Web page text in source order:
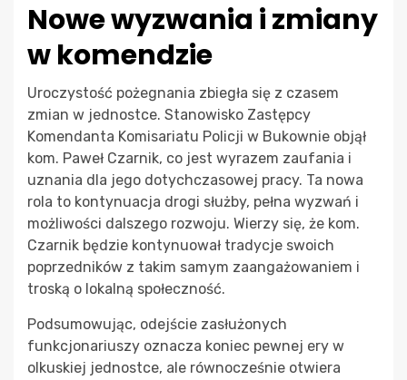
Nowe wyzwania i zmiany
w komendzie
Uroczystość pożegnania zbiegła się z czasem
zmian w jednostce. Stanowisko Zastępcy
Komendanta Komisariatu Policji w Bukownie objął
kom. Paweł Czarnik, co jest wyrazem zaufania i
uznania dla jego dotychczasowej pracy. Ta nowa
rola to kontynuacja drogi służby, pełna wyzwań i
możliwości dalszego rozwoju. Wierzy się, że kom.
Czarnik będzie kontynuował tradycje swoich
poprzedników z takim samym zaangażowaniem i
troską o lokalną społeczność.
Podsumowując, odejście zasłużonych
funkcjonariuszy oznacza koniec pewnej ery w
olkuskiej jednostce, ale równocześnie otwiera